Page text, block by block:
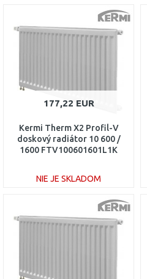
DO KOŠÍKA
Porovnať
177,22 EUR
Kermi Therm X2 Profil-V
doskový radiátor 10 600 /
1600 FTV100601601L1K
NIE JE SKLADOM
DO KOŠÍKA
Porovnať